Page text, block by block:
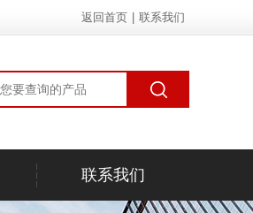
返回首页 联系我们
联系我们